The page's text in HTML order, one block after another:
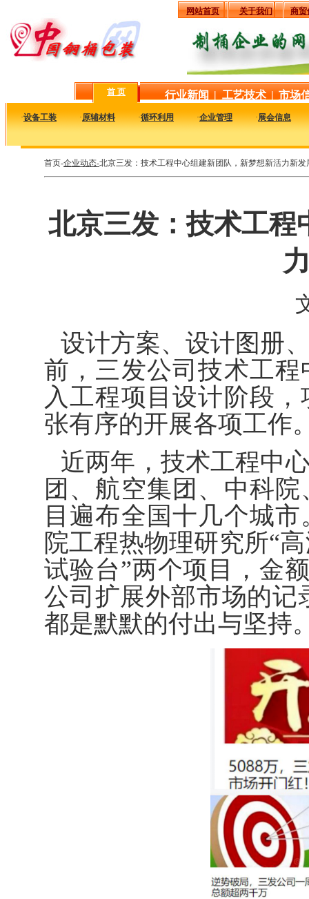
网站首页 关于我们 商贸
首 页 行业新闻 | 工艺技术 | 市场
·设备工装 ·原辅材料 ·循环利用 ·企业管理 ·展会信息
首页-企业动态-北京三发：技术工程中心组建新团队，新梦想新活力新发
北京三发：技术工程
设计方案、设计图册
前，三发公司技术工
入工程项目设计阶段
张有序的开展各项工作
近两年，技术工程中
团、航空集团、中科
目遍布全国十几个城
院工程热物理研究所“
试验台”两个项目，金
公司扩展外部市场的记
都是默默的付出与坚持